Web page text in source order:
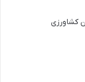
کشاورزی